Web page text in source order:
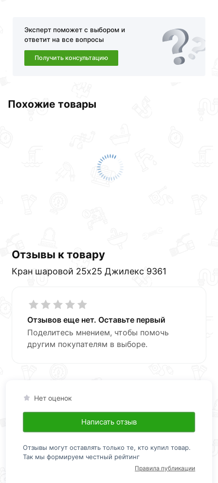
Эксперт поможет с выбором и
ответит на все вопросы
Получить консультацию
Похожие товары
Отзывы к товару
Кран шаровой 25х25 Джилекс 9361
Отзывов еще нет. Оставьте первый
Поделитесь мнением, чтобы помочь
другим покупателям в выборе.
Нет оценок
Написать отзыв
Отзывы могут оставлять только те, кто купил товар.
Так мы формируем честный рейтинг
Правила публикации